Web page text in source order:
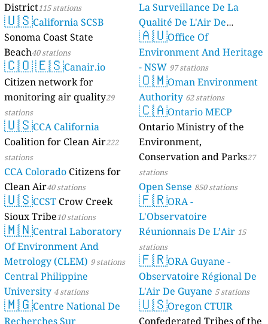
District115 stations
🇺🇸California SCSB
Sonoma Coast State
Beach40 stations
🇨🇴🇪🇸Canair.io
Citizen network for
monitoring air quality29
stations
🇺🇸CCA California
Coalition for Clean Air222
stations
CCA Colorado Citizens for
Clean Air40 stations
🇺🇸CCST Crow Creek
Sioux Tribe10 stations
🇲🇳Central Laboratory
Of Environment And
Metrology (CLEM) 9 stations
Central Philippine
University 4 stations
🇲🇬Centre National De
Recherches Sur
La Surveillance De La
Qualité De L'Air De
Mayotte 4 stations
🇦🇺Office Of
Environment And Heritage
- NSW 97 stations
🇴🇲Oman Environment
Authority 62 stations
🇨🇦Ontario MECP
Ontario Ministry of the
Environment,
Conservation and Parks27
stations
Open Sense 850 stations
🇫🇷ORA -
L'Observatoire
Réunionnais De L’Air 15
stations
🇫🇷ORA Guyane -
Observatoire Régional De
L'Air De Guyane 5 stations
🇺🇸Oregon CTUIR
Confederated Tribes of the